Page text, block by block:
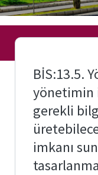
SHY-
Nedir?
BİS:13.5.
yönetimin
gerekli
imkanı